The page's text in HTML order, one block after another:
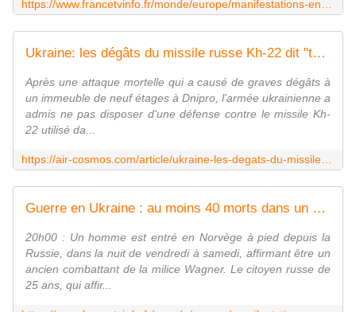
Ukraine: les dégâts du missile russe Kh-22 dit "tueur de porte-avions"
Après une attaque mortelle qui a causé de graves dégâts à
un immeuble de neuf étages à Dnipro, l'armée ukrainienne a
admis ne pas disposer d'une défense contre le missile Kh-
22 utilisé da...
Guerre en Ukraine : au moins 40 morts dans un bombardement russe à Dnipro, l'UE dénonce un "crime de guerre"
20h00 : Un homme est entré en Norvège à pied depuis la
Russie, dans la nuit de vendredi à samedi, affirmant être un
ancien combattant de la milice Wagner. Le citoyen russe de
25 ans, qui affir...